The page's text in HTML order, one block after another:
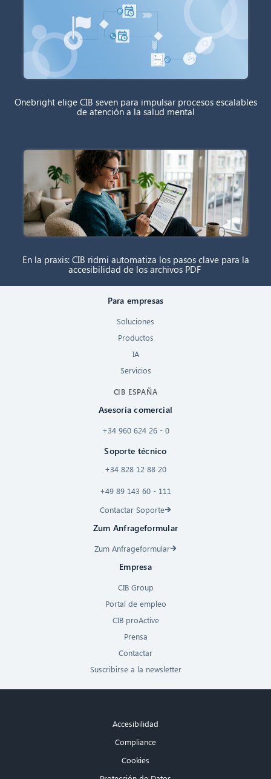
Onebright elige CIB seven para impulsar procesos escalables
de atención a la salud mental
En la praxis: CIB ridmi automatiza los pasos clave para la
accesibilidad de los archivos PDF
Para empresas
Soluciones
Productos
IA
Servicios
CIB ESPAÑA
Asesoría comercial
+34 960 624 26 - 0
Soporte técnico
+34 828 12 88 20
+49 89 143 60 - 111
Contactar Soporte
Zum Anfrageformular
Zum Anfrageformular
Empresa
CIB Group
Portal de empleo
CIB proActive
Prensa
Contactar
Suscribirse a la newsletter
Accesibilidad
Compliance
Cookies